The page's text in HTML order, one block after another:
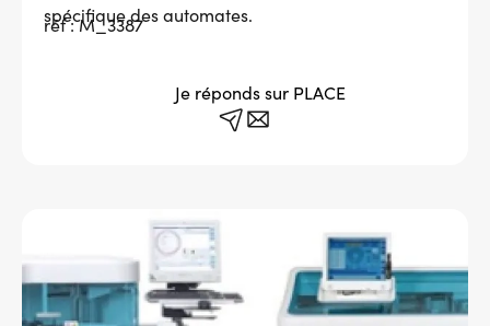
Recrutement
spécifique des automates.
réf : M_3387
Je réponds sur PLACE
d'état